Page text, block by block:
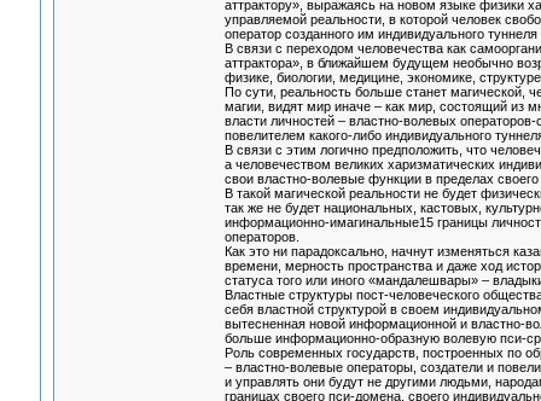
аттрактору», выражаясь на новом языке физики
управляемой реальности, в которой человек
оператор созданного им индивидуального
В связи с переходом человечества как
аттрактора», в ближайшем будущем необычно
физике, биологии, медицине, экономике,
По сути, реальность больше станет магической,
магии, видят мир иначе – как мир, состоящий из
власти личностей – властно-волевых
повелителем какого-либо индивидуального
В связи с этим логично предположить, что
а человечеством великих харизматических
свои властно-волевые функции в пределах
В такой магической реальности не будет
так же не будет национальных, кастовых,
информационно-имагинальные15 границы
операторов.
Как это ни парадоксально, начнут изменяться
времени, мерность пространства и даже ход
статуса того или иного «мандалешвары» –
Властные структуры пост-человеческого
себя властной структурой в своем
вытесненная новой информационной и властно-
больше информационно-образную волевую пси-
Роль современных государств, построенных по
– властно-волевые операторы, создатели и
и управлять они будут не другими людьми,
границах своего пси-домена, своего